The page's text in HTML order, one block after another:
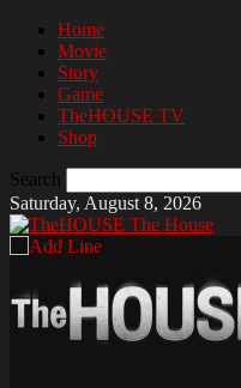
Home
Movie
Story
Game
TheHOUSE TV
Shop
Search
Saturday, August 8, 2026
The House